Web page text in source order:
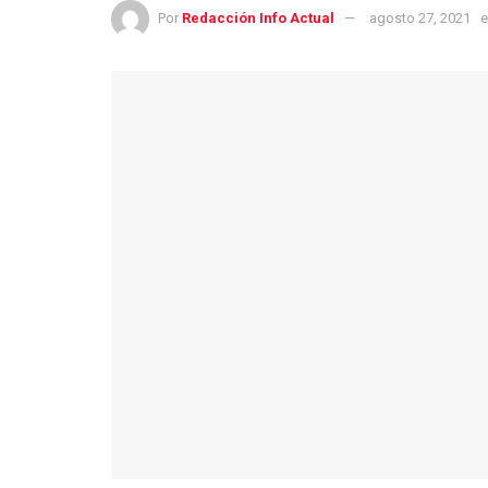
Por Redacción Info Actual agosto 27, 2021